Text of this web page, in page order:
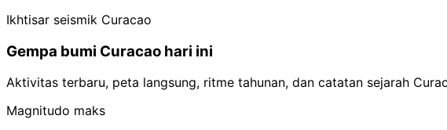
Ikhtisar seismik Curacao
Gempa bumi Curacao hari ini
Aktivitas terbaru, peta langsung, ritme tahunan, dan catatan sejarah
Magnitudo maks